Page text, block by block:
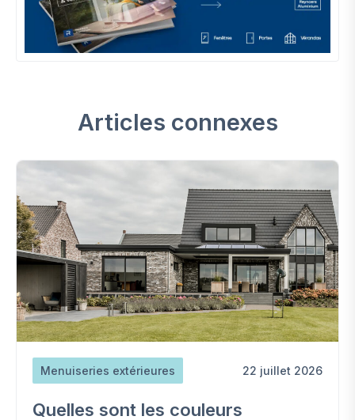
Articles connexes
Menuiseries extérieures 22 juillet 2026
Quelles sont les couleurs